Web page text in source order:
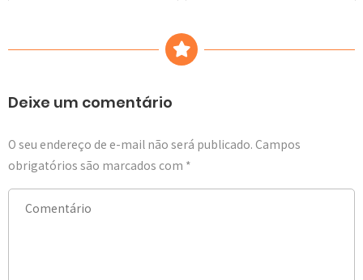
Deixe um comentário
O seu endereço de e-mail não será publicado. Campos
obrigatórios são marcados com *